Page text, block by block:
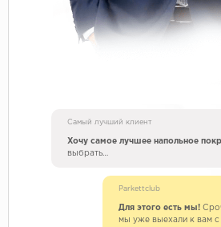
Самый лучший клиент
Хочу самое лучшее напольное
выбрать…
Parkettclub
Для этого есть мы!
мы уже выехали к вам с